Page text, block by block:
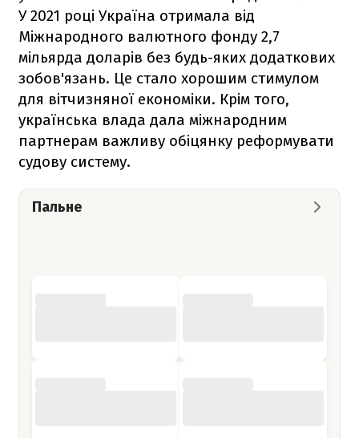
У 2021 році Україна отримала від
Міжнародного валютного фонду 2,7
мільярда доларів без будь-яких додаткових
зобов'язань. Це стало хорошим стимулом
для вітчизняної економіки. Крім того,
українська влада дала міжнародним
партнерам важливу обіцянку реформувати
судову систему.
Пальне